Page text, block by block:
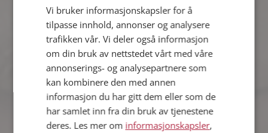
6-10 år
19% Alder spiller ingen rolle
0% Ingen forskjell
Vi bruker informasjonskapsler for å
tilpasse innhold, annonser og analysere
trafikken vår. Vi deler også informasjon
om din bruk av nettstedet vårt med våre
annonserings- og analysepartnere som
kan kombinere den med annen
informasjon du har gitt dem eller som de
har samlet inn fra din bruk av tjenestene
deres. Les mer om informasjonskapsler,